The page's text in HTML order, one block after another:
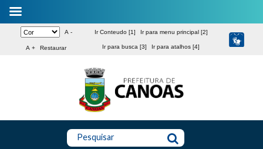
A -
A + Restaurar
Ir Conteudo [1] Ir para menu principal [2]
Ir para busca [3] Ir para atalhos [4]
Pesquisar